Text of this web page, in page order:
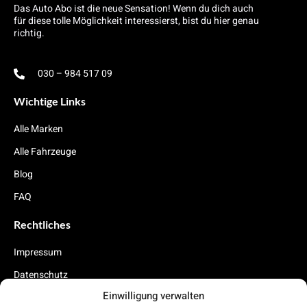
Einwilligung verwalten
Das Auto Abo ist die neue Sensation! Wenn du dich auch
für diese tolle Möglichkeit interessierst, bist du hier genau
richtig.
030 – 984 517 09
Wichtige Links
Alle Marken
Alle Fahrzeuge
Blog
FAQ
Rechtliches
Impressum
Datenschutz